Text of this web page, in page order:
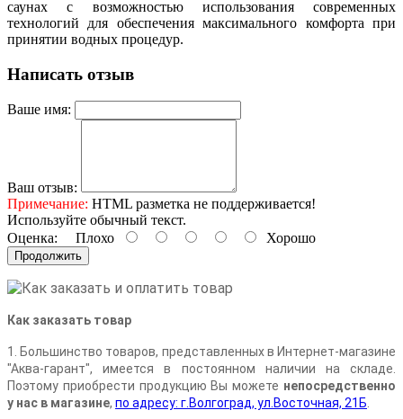
саунах с возможностью использования современных
технологий для обеспечения максимального комфорта при
принятии водных процедур.
Написать отзыв
Ваше имя:
Ваш отзыв:
Примечание: HTML разметка не поддерживается!
Используйте обычный текст.
Оценка: Плохо Хорошо
Продолжить
Как заказать товар
1. Большинство товаров, представленных в Интернет-магазине
"Аква-гарант", имеется в постоянном наличии на складе.
Поэтому приобрести продукцию Вы можете непосредственно
у нас в магазине, по адресу: г.Волгоград, ул.Восточная, 21Б.